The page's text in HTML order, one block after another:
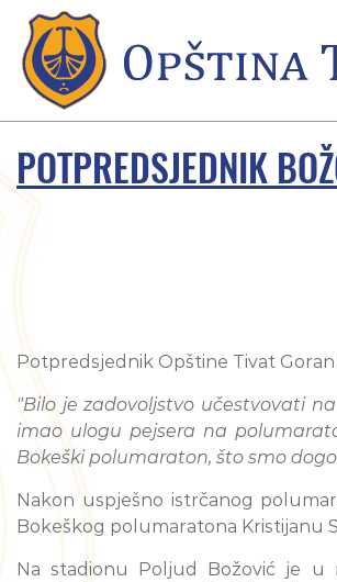
POTPREDSJEDNIK
Potpredsjednik Opštine Tivat
"Bilo je zadovoljstvo učestvovati
imao ulogu pejsera na
Bokeški polumaraton, što smo
Nakon uspješno istrčanog
Bokeškog polumaratona Kristijanu
Na stadionu Poljud Božović je u